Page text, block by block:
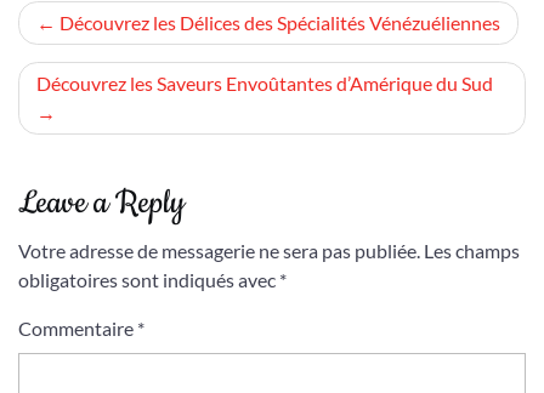
Navigation
de
l’article
Découvrez les Délices des Spécialités Vénézuéliennes
Découvrez les Saveurs Envoûtantes d’Amérique du Sud
Leave a Reply
Votre adresse de messagerie ne sera pas publiée. Les champs
obligatoires sont indiqués avec *
Commentaire *